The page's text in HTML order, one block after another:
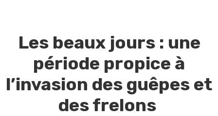
Les beaux jours : une
période propice à
l’invasion des guêpes et
des frelons